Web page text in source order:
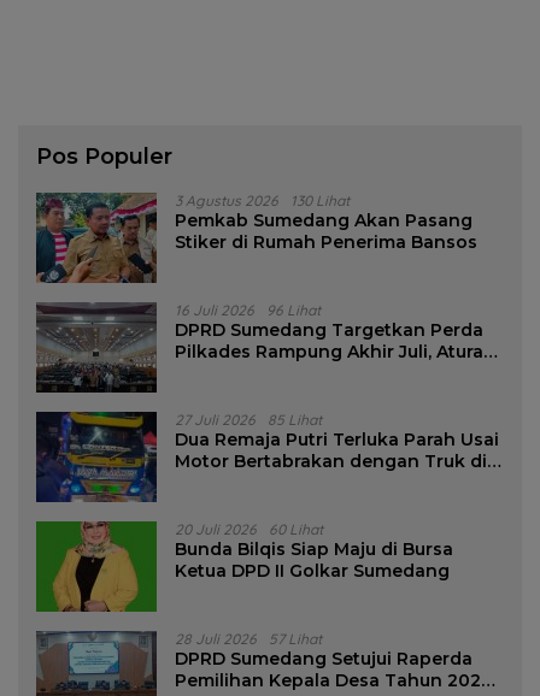
Pos Populer
3 Agustus 2026 130 Lihat
Pemkab Sumedang Akan Pasang
Stiker di Rumah Penerima Bansos
16 Juli 2026 96 Lihat
DPRD Sumedang Targetkan Perda
Pilkades Rampung Akhir Juli, Aturan
27 Juli 2026 85 Lihat
Dua Remaja Putri Terluka Parah Usai
Motor Bertabrakan dengan Truk di
20 Juli 2026 60 Lihat
Bunda Bilqis Siap Maju di Bursa
Ketua DPD II Golkar Sumedang
28 Juli 2026 57 Lihat
DPRD Sumedang Setujui Raperda
Pemilihan Kepala Desa Tahun 2026